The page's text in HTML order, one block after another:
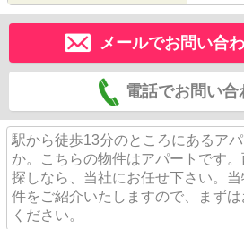
メールでお問い合
電話でお問い合
駅から徒歩13分のところにあるア
か。こちらの物件はアパートです
探しなら、当社にお任せ下さい。
件をご紹介いたしますので、まず
ください。